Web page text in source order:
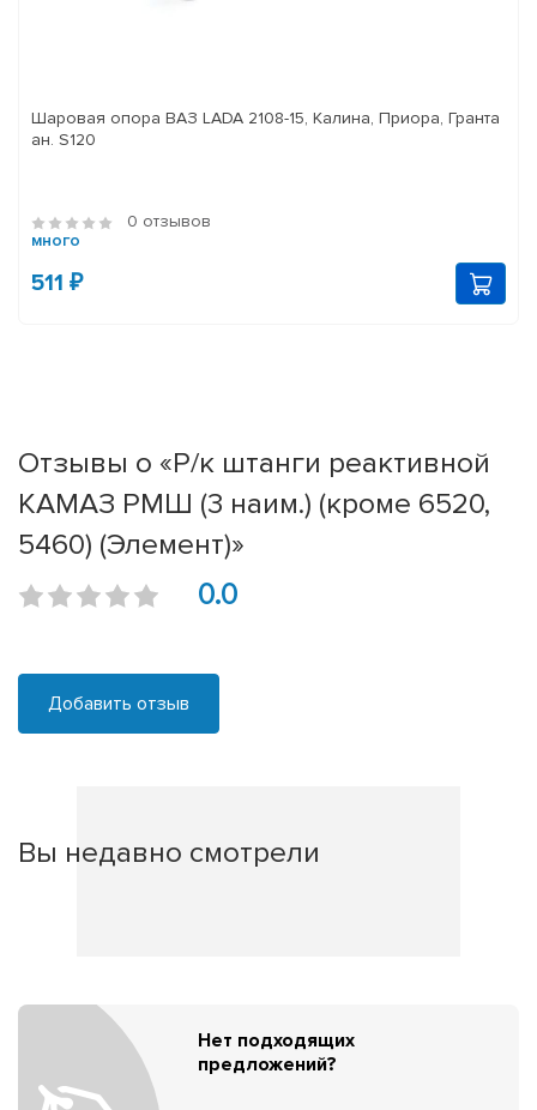
Шаровая опора ВАЗ LADA 2108-15, Калина, Приора, Гранта
ан. S120
0 отзывов
много
511 ₽
Отзывы о «Р/к штанги реактивной
КАМАЗ РМШ (3 наим.) (кроме 6520,
5460) (Элемент)»
0.0
Добавить отзыв
Вы недавно смотрели
Нет подходящих
предложений?